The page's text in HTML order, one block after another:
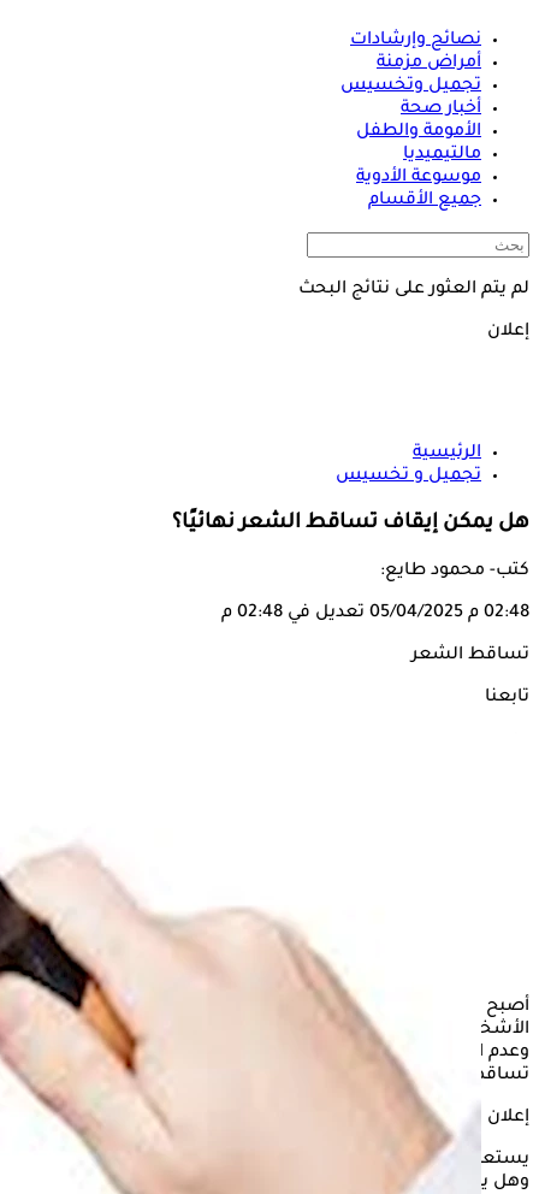
نصائح وإرشادات
أمراض مزمنة
تجميل وتخسيس
أخبار صحة
الأمومة والطفل
مالتيميديا
موسوعة الأدوية
جميع الأقسام
لم يتم العثور على نتائج البحث
إعلان
الرئيسية
تجميل و تخسيس
هل يمكن إيقاف تساقط الشعر نهائيًا؟
كتب- محمود طايع:
02:48 م 05/04/2025 تعديل في 02:48 م
تساقط الشعر
تابعنا على
أصبح الشعروالصلع من أكثر الحالات الصحية شيوعًا بين
الأشخاص، وقد يتسبب في نوبات من الإزعاج وقلة الثقة بالنفس
وعدم الراحة، لذا يتساءل البعض عما إذا كان من الممكن إيقاف
تساقط الشعر نهائيًا.
إعلان
يستعرض "الكونسلتو" في هذه السطور أسباب تساقط الشعر
وهل يمكن علاجه نهائيًا، وذلك وفقًا لما ذكره موقع the health